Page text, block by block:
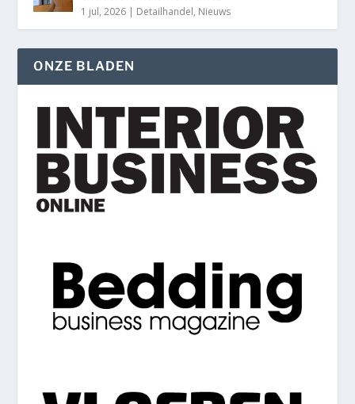
1 jul, 2026 | Detailhandel, Nieuws
ONZE BLADEN